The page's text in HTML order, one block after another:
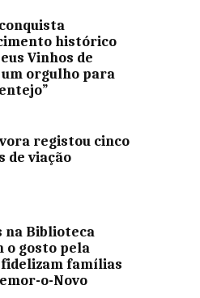
histórico
Vinhos de
um orgulho para
registou cinco
de viação
na Biblioteca
o gosto pela
famílias
o-Novo